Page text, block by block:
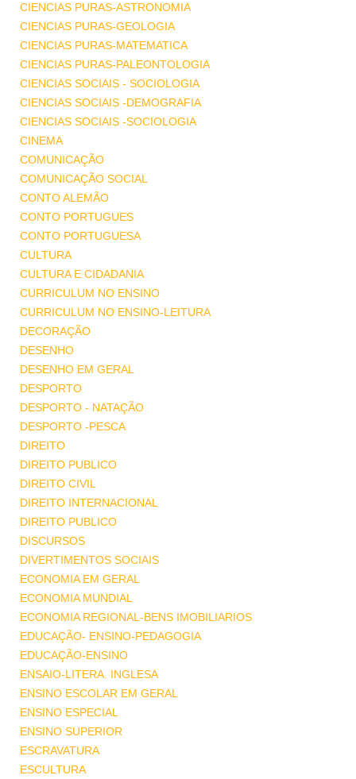
CIENCIAS PURAS-ASTRONOMIA
CIENCIAS PURAS-GEOLOGIA
CIENCIAS PURAS-MATEMATICA
CIENCIAS PURAS-PALEONTOLOGIA
CIENCIAS SOCIAIS - SOCIOLOGIA
CIENCIAS SOCIAIS -DEMOGRAFIA
CIENCIAS SOCIAIS -SOCIOLOGIA
CINEMA
COMUNICAÇÃO
COMUNICAÇÃO SOCIAL
CONTO ALEMÃO
CONTO PORTUGUES
CONTO PORTUGUESA
CULTURA
CULTURA E CIDADANIA
CURRICULUM NO ENSINO
CURRICULUM NO ENSINO-LEITURA
DECORAÇÃO
DESENHO
DESENHO EM GERAL
DESPORTO
DESPORTO - NATAÇÃO
DESPORTO -PESCA
DIREITO
DIREITO PUBLICO
DIREITO CIVIL
DIREITO INTERNACIONAL
DIREITO PUBLICO
DISCURSOS
DIVERTIMENTOS SOCIAIS
ECONOMIA EM GERAL
ECONOMIA MUNDIAL
ECONOMIA REGIONAL-BENS IMOBILIARIOS
EDUCAÇÃO- ENSINO-PEDAGOGIA
EDUCAÇÃO-ENSINO
ENSAIO-LITERA. INGLESA
ENSINO ESCOLAR EM GERAL
ENSINO ESPECIAL
ENSINO SUPERIOR
ESCRAVATURA
ESCULTURA